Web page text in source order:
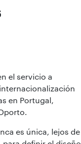
el servicio a
en Portugal,
es única, lejos de